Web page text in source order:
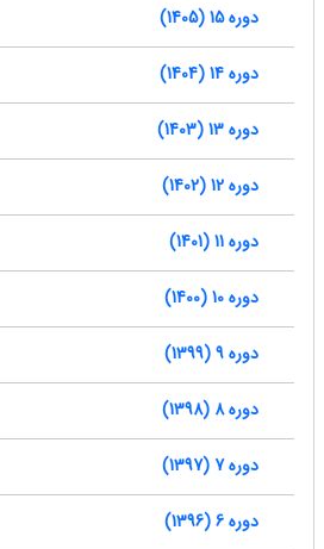
دوره 15 (1405)
دوره 14 (1404)
دوره 13 (1403)
دوره 12 (1402)
دوره 11 (1401)
دوره 10 (1400)
دوره 9 (1399)
دوره 8 (1398)
دوره 7 (1397)
دوره 6 (1396)